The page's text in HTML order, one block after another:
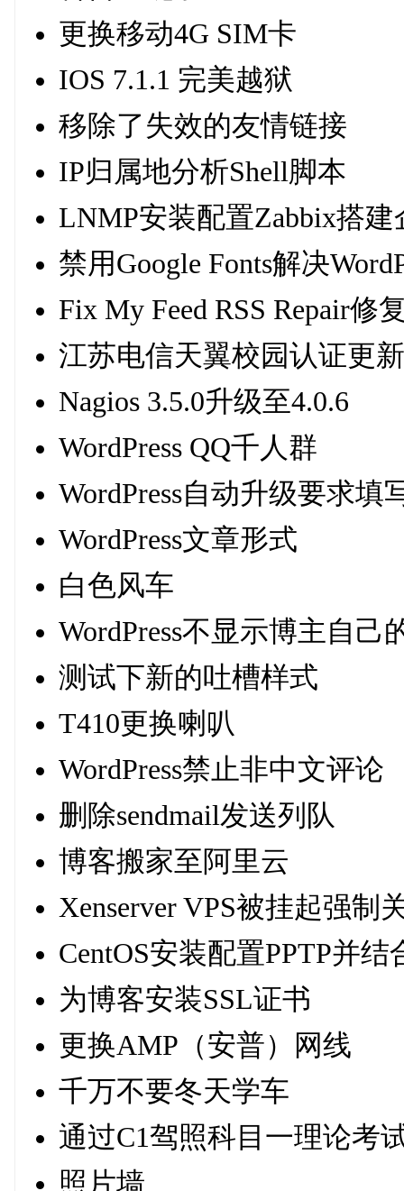
更换移动4G SIM卡
IOS 7.1.1 完美越狱
移除了失效的友情链接
IP归属地分析Shell脚本
LNMP安装配置Zabbix搭
禁用Google Fonts解决
Fix My Feed RSS Repair修
江苏电信天翼校园认证更新
Nagios 3.5.0升级至4.0.6
WordPress QQ千人群
WordPress自动升级要求填
WordPress文章形式
白色风车
WordPress不显示博主自己
测试下新的吐槽样式
T410更换喇叭
WordPress禁止非中文评论
删除sendmail发送列队
博客搬家至阿里云
Xenserver VPS被挂起强制
CentOS安装配置PPTP并结
为博客安装SSL证书
更换AMP（安普）网线
千万不要冬天学车
通过C1驾照科目一理论考
照片墙